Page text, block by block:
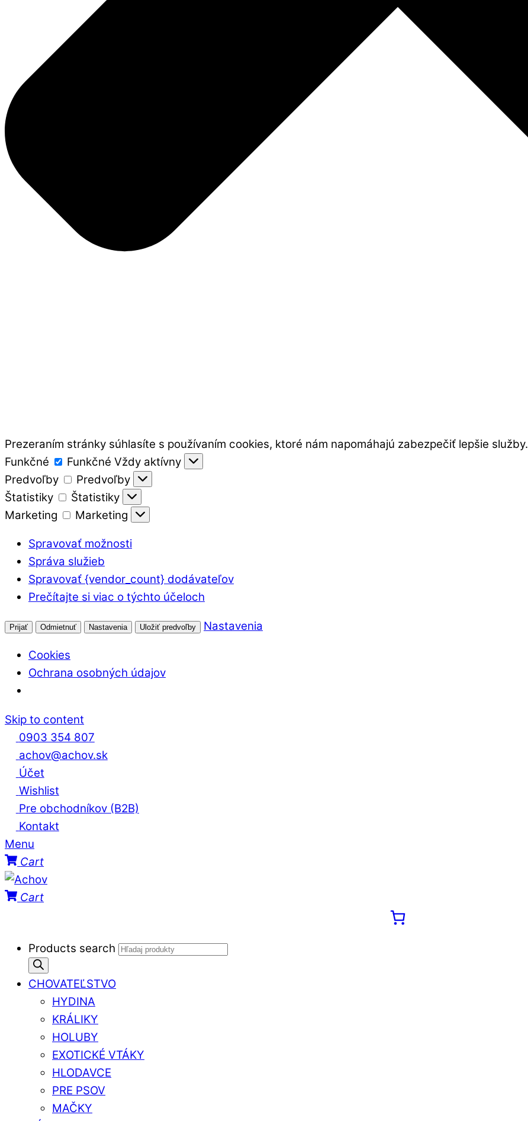
Prezeraním stránky súhlasíte s používaním cookies, ktoré nám napomáhajú zabezpečiť lepšie služby.
Funkčné
Funkčné Vždy aktívny
Predvoľby
Predvoľby
Štatistiky
Štatistiky
Marketing
Marketing
Spravovať možnosti
Správa služieb
Spravovať {vendor_count} dodávateľov
Prečítajte si viac o týchto účeloch
Prijať Odmietnuť Nastavenia Uložiť predvoľby Nastavenia
Cookies
Ochrana osobných údajov
Skip to content
0903 354 807
achov@achov.sk
Účet
Wishlist
Pre obchodníkov (B2B)
Kontakt
Menu
Cart
Cart
Products search
CHOVATEĽSTVO
HYDINA
KRÁLIKY
HOLUBY
EXOTICKÉ VTÁKY
HLODAVCE
PRE PSOV
MAČKY